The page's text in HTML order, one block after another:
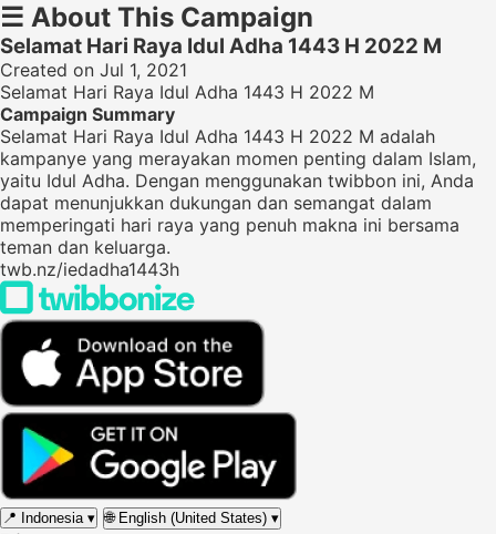
☰ About This Campaign
Selamat Hari Raya Idul Adha 1443 H 2022 M
Created on Jul 1, 2021
Selamat Hari Raya Idul Adha 1443 H 2022 M
Campaign Summary
Selamat Hari Raya Idul Adha 1443 H 2022 M adalah
kampanye yang merayakan momen penting dalam Islam,
yaitu Idul Adha. Dengan menggunakan twibbon ini, Anda
dapat menunjukkan dukungan dan semangat dalam
memperingati hari raya yang penuh makna ini bersama
teman dan keluarga.
twb.nz/iedadha1443h
📍 Indonesia ▾ 🌐 English (United States) ▾